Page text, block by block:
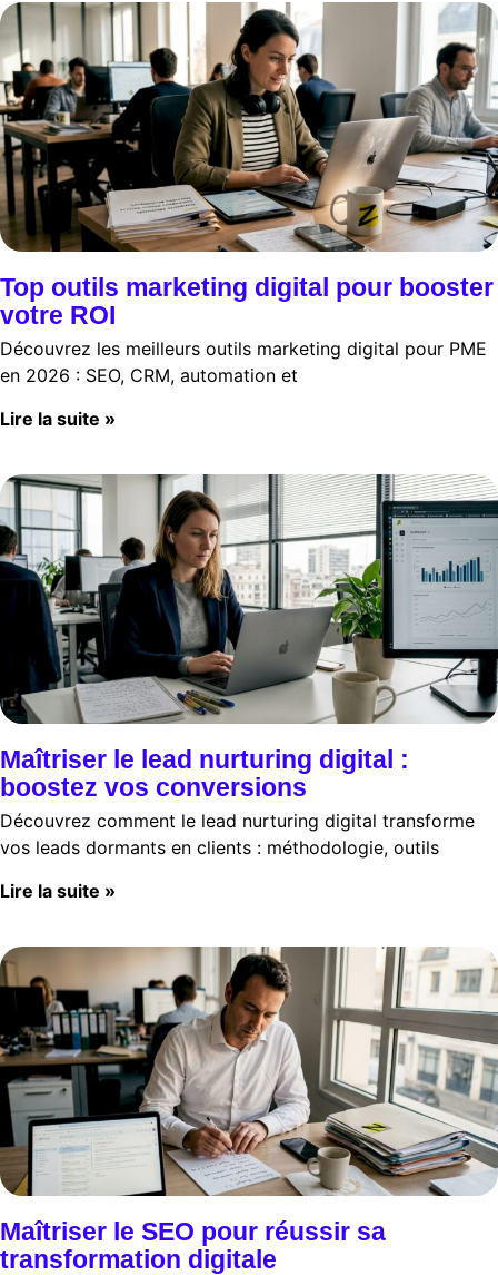
Top outils marketing digital pour booster
votre ROI
Découvrez les meilleurs outils marketing digital pour PME
en 2026 : SEO, CRM, automation et
Lire la suite »
Maîtriser le lead nurturing digital :
boostez vos conversions
Découvrez comment le lead nurturing digital transforme
vos leads dormants en clients : méthodologie, outils
Lire la suite »
Maîtriser le SEO pour réussir sa
transformation digitale